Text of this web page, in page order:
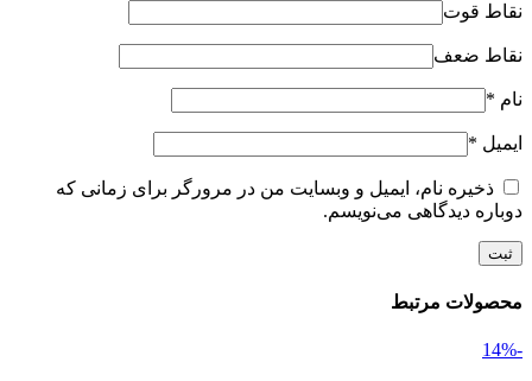
نقاط قوت
نقاط ضعف
نام *
ایمیل *
ذخیره نام، ایمیل و وبسایت من در مرورگر برای زمانی که
دوباره دیدگاهی می‌نویسم.
محصولات مرتبط
-14%